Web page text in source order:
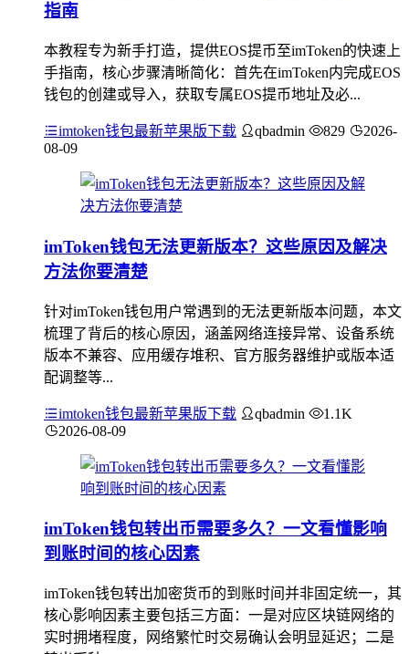
指南
本教程专为新手打造，提供EOS提币至imToken的快速上
手指南，核心步骤清晰简化：首先在imToken内完成EOS
钱包的创建或导入，获取专属EOS提币地址及必...
imtoken钱包最新苹果版下载 qbadmin 829
2026-
08-09
imToken钱包无法更新版本？这些原因及解决
方法你要清楚
针对imToken钱包用户常遇到的无法更新版本问题，本文
梳理了背后的核心原因，涵盖网络连接异常、设备系统
版本不兼容、应用缓存堆积、官方服务器维护或版本适
配调整等...
imtoken钱包最新苹果版下载 qbadmin
1.1K
2026-08-09
imToken钱包转出币需要多久？一文看懂影响
到账时间的核心因素
imToken钱包转出加密货币的到账时间并非固定统一，其
核心影响因素主要包括三方面：一是对应区块链网络的
实时拥堵程度，网络繁忙时交易确认会明显延迟；二是